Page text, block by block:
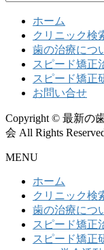
ホーム
クリニック検
歯の治療につ
スピード矯正
スピード矯正
お問い合せ
Copyright © 最新の
会 All Rights
MENU
ホーム
クリニック検
歯の治療につ
スピード矯正
スピード矯正